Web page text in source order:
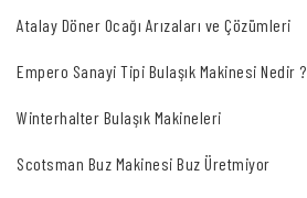
Atalay Döner Ocağı Arızaları ve Çözümleri
Empero Sanayi Tipi Bulaşık Makinesi Nedir ?
Winterhalter Bulaşık Makineleri
Scotsman Buz Makinesi Buz Üretmiyor